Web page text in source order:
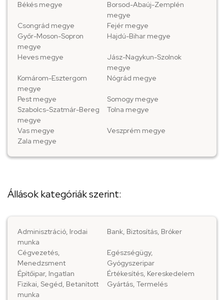
Békés megye
Borsod-Abaúj-Zemplén
megye
Csongrád megye
Fejér megye
Győr-Moson-Sopron
megye
Hajdú-Bihar megye
Heves megye
Jász-Nagykun-Szolnok
megye
Komárom-Esztergom
megye
Nógrád megye
Pest megye
Somogy megye
Szabolcs-Szatmár-Bereg
megye
Tolna megye
Vas megye
Veszprém megye
Zala megye
Állások kategóriák szerint:
Adminisztráció, Irodai
munka
Bank, Biztosítás, Bróker
Cégvezetés,
Menedzsment
Egészségügy,
Gyógyszeripar
Építőipar, Ingatlan
Értékesítés, Kereskedelem
Fizikai, Segéd, Betanított
munka
Gyártás, Termelés